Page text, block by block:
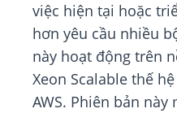
việc hiện tại hoặc
hơn yêu cầu nhiều
này hoạt động trên
Xeon Scalable thế
AWS. Phiên bản